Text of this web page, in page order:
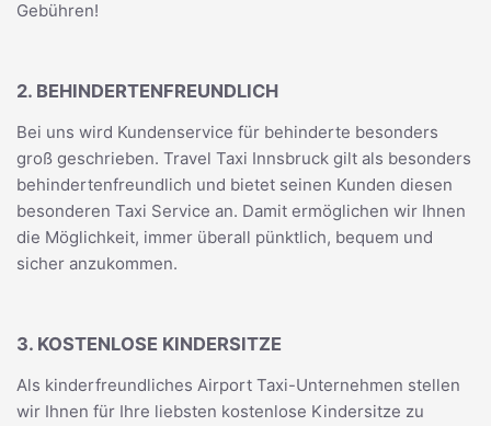
Gebühren!
2. BEHINDERTENFREUNDLICH
Bei uns wird Kundenservice für behinderte besonders
groß geschrieben. Travel Taxi Innsbruck gilt als besonders
behindertenfreundlich und bietet seinen Kunden diesen
besonderen Taxi Service an. Damit ermöglichen wir Ihnen
die Möglichkeit, immer überall pünktlich, bequem und
sicher anzukommen.
3. KOSTENLOSE KINDERSITZE
Als kinderfreundliches Airport Taxi-Unternehmen stellen
wir Ihnen für Ihre liebsten kostenlose Kindersitze zu